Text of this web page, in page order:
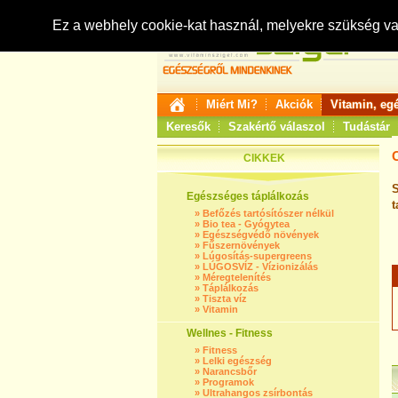
Ez a webhely cookie-kat használ, melyekre szükség
Miért Mi? Akciók Vitamin,
Keresők
Szakértő válaszol Tudástár
CIKKEK
Egészséges táplálkozás
» Befőzés tartósítószer nélkül
» Bio tea - Gyógytea
» Egészségvédő növények
» Fűszernövények
» Lúgosítás-supergreens
» LÚGOSVÍZ - Vízionizálás
» Méregtelenítés
» Táplálkozás
» Tiszta víz
» Vitamin
Wellnes - Fitness
» Fitness
» Lelki egészség
» Narancsbőr
» Programok
» Ultrahangos zsírbontás